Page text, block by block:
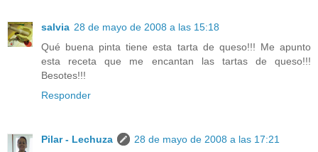
salvia 28 de mayo de 2008 a las 15:18
Qué buena pinta tiene esta tarta de queso!!! Me apunto
esta receta que me encantan las tartas de queso!!!
Besotes!!!
Responder
Pilar - Lechuza
28 de mayo de 2008 a las 17:21